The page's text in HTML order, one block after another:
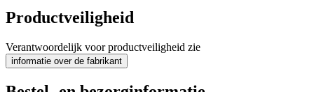
Productveiligheid
Verantwoordelijk voor productveiligheid zie
informatie over de fabrikant